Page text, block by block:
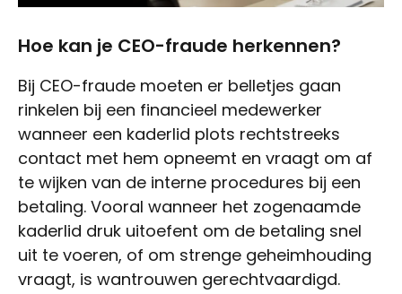
Hoe kan je CEO-fraude herkennen?
Bij CEO-fraude moeten er belletjes gaan
rinkelen bij een financieel medewerker
wanneer een kaderlid plots rechtstreeks
contact met hem opneemt en vraagt om af
te wijken van de interne procedures bij een
betaling. Vooral wanneer het zogenaamde
kaderlid druk uitoefent om de betaling snel
uit te voeren, of om strenge geheimhouding
vraagt, is wantrouwen gerechtvaardigd.